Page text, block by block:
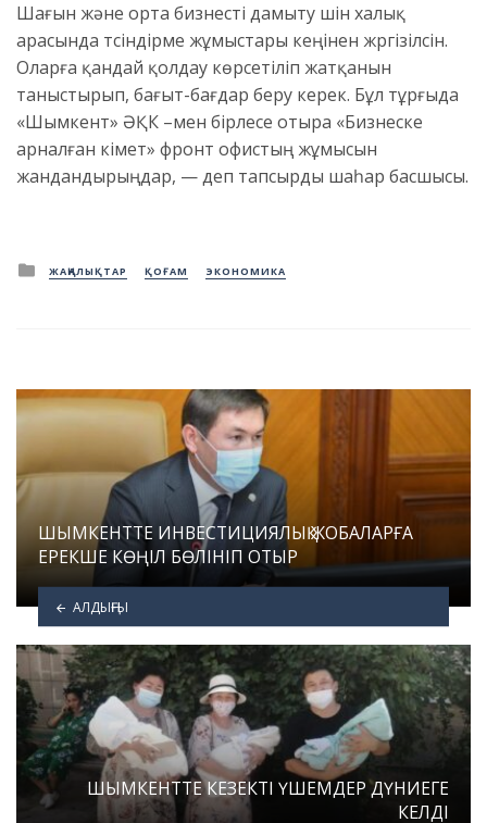
Шағын және орта бизнесті дамыту үшін халық
арасында түсіндірме жұмыстары кеңінен жүргізілсін.
Оларға қандай қолдау көрсетіліп жатқанын
таныстырып, бағыт-бағдар беру керек. Бұл тұрғыда
«Шымкент» ӘҚК –мен бірлесе отыра «Бизнеске
арналған үкімет» фронт офистың жұмысын
жандандырыңдар, — деп тапсырды шаһар басшысы.
Posted
in
ЖАҢАЛЫҚТАР ҚОҒАМ ЭКОНОМИКА
ШЫМКЕНТТЕ ИНВЕСТИЦИЯЛЫҚ ЖОБАЛАРҒА
ЕРЕКШЕ КӨҢІЛ БӨЛІНІП ОТЫР
АЛДЫҢҒЫ
ШЫМКЕНТТЕ КЕЗЕКТІ ҮШЕМДЕР ДҮНИЕГЕ
КЕЛДІ